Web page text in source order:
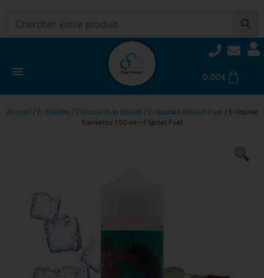
0.00€
Accueil / E-liquides/ Fabricants e-liquide / E-liquides Maison Fuel / E-liquide
Kansetsu 100 ml – Fighter Fuel